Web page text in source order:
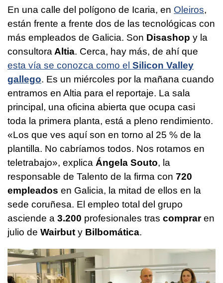
En una calle del polígono de Icaria, en Oleiros,
están frente a frente dos de las tecnológicas con
más empleados de Galicia. Son Disashop y la
consultoraAltia. Cerca, hay más, de ahí que
esta vía se conozca como el Silicon Valley
gallego. Es un miércoles por la mañana cuando
entramos en Altia para el reportaje. La sala
principal, una oficina abierta que ocupa casi
toda la primera planta, está a pleno rendimiento.
«Los que ves aquí son en torno al 25 % de la
plantilla. No cabríamos todos. Nos rotamos en
teletrabajo», explica Ángela Souto, la
responsable de Talento de la firma con 720
empleados en Galicia, la mitad de ellos en la
sede coruñesa. El empleo total del grupo
asciende a 3.200 profesionales tras compraren
julio de Wairbut y Bilbomática.